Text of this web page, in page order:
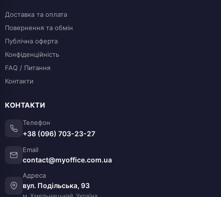
Доставка та оплата
Повернення та обмін
Публічна оферта
Конфіденційність
FAQ / Питання
Контакти
КОНТАКТИ
Телефон
+38 (096) 703-23-27
Email
contact@myoffice.com.ua
Адреса
вул. Подільська, 93